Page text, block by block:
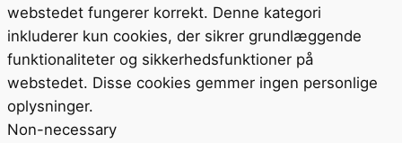
webstedet fungerer korrekt. Denne kategori
inkluderer kun cookies, der sikrer grundlæggende
funktionaliteter og sikkerhedsfunktioner på
webstedet. Disse cookies gemmer ingen personlige
oplysninger.
Non-necessary